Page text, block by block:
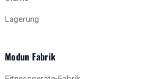
Lagerung
Modun Fabrik